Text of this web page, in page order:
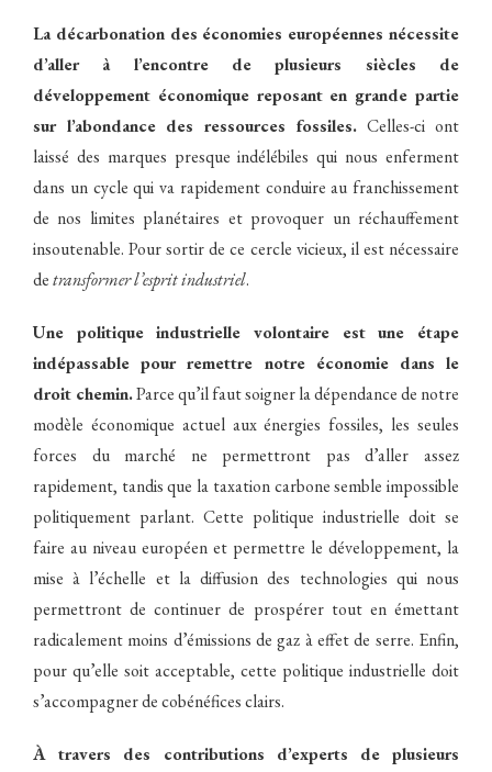
La décarbonation des économies européennes nécessite
d’aller à l’encontre de plusieurs siècles de
développement économique reposant en grande partie
sur l’abondance des ressources fossiles.Celles-ci ont
laissé des marques presque indélébiles qui nous enferment
dans un cycle qui va rapidement conduire au franchissement
de nos limites planétaires et provoquer un réchauffement
insoutenable. Pour sortir de ce cercle vicieux, il est nécessaire
detransformer l’esprit industriel.
Une politique industrielle volontaire est une étape
indépassable pour remettre notre économie dans le
droit chemin.Parce qu’il faut soigner la dépendance de notre
modèle économique actuel aux énergies fossiles, les seules
forces du marché ne permettront pas d’aller assez
rapidement, tandis que la taxation carbone semble impossible
politiquement parlant. Cette politique industrielle doit se
faire au niveau européen et permettre le développement, la
mise à l’échelle et la diffusion des technologies qui nous
permettront de continuer de prospérer tout en émettant
radicalement moins d’émissions de gaz à effet de serre. Enfin,
pour qu’elle soit acceptable, cette politique industrielle doit
s’accompagner de cobénéfices clairs.
À travers des contributions d’experts de plusieurs